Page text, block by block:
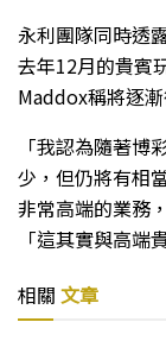
永利團隊同時透
去年12月的貴賓
Maddox稱將逐
「我認為隨著
少，但仍將有相
非常高端的業務
「這其實與高端
相關 文章